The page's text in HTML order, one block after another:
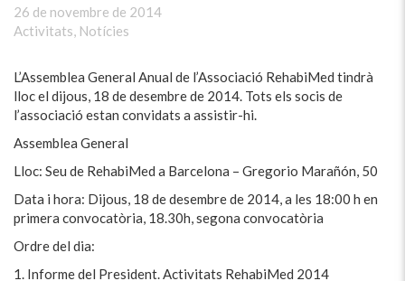
26 de novembre de 2014
Activitats Notícies
L’Assemblea General Anual de l’Associació RehabiMed tindrà
lloc el dijous, 18 de desembre de 2014. Tots els socis de
l’associació estan convidats a assistir-hi.
Assemblea General
Lloc: Seu de RehabiMed a Barcelona – Gregorio Marañón, 50
Data i hora: Dijous, 18 de desembre de 2014, a les 18:00 h en
primera convocatòria, 18.30h, segona convocatòria
Ordre del dia:
1. Informe del President. Activitats RehabiMed 2014